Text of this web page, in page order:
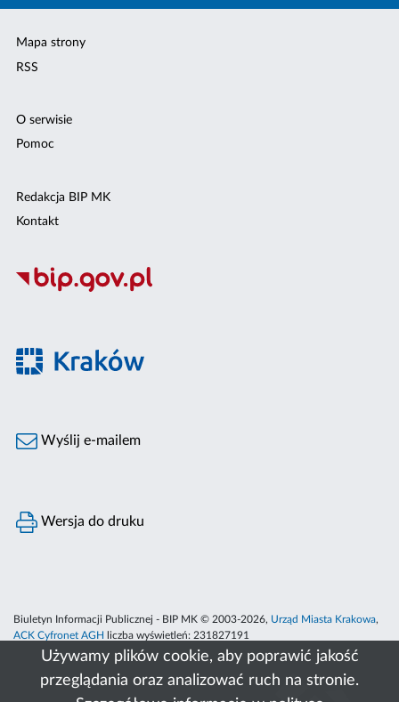
Używamy plików cookie, aby poprawić jakość
przeglądania oraz analizować ruch na stronie.
Mapa strony
RSS
O serwisie
Pomoc
Redakcja BIP MK
Kontakt
Wyślij e-mailem
Wersja do druku
Biuletyn Informacji Publicznej - BIP MK © 2003-2026, Urząd Miasta Krakowa,
ACK Cyfronet AGH
liczba wyświetleń: 231827191